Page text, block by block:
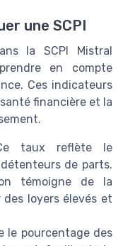
une SCPI
la SCPI Mistral
en compte
Ces indicateurs
financière et la
taux reflète le
de parts.
témoigne de la
des loyers élevés et
le pourcentage des